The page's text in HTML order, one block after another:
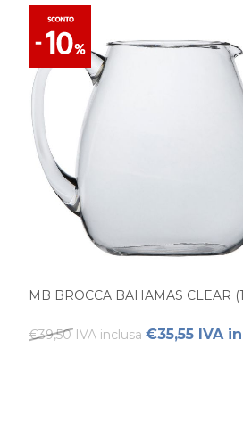
MB BROCCA BAHAMAS CLEAR
€39,50 IVA inclusa €35,55 IVA